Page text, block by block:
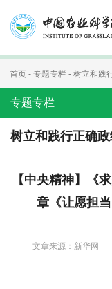
首页 - 专题专栏 - 树立和践
专题专栏
树立和践行正确
【中央精神】《
章《让愿担
文章来源：新华网